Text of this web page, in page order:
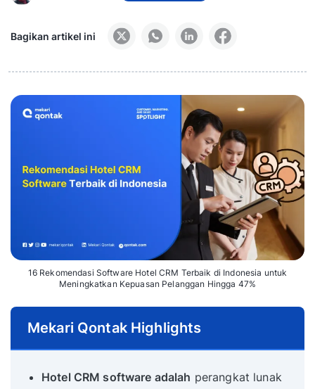
Bagikan artikel ini
16 Rekomendasi Software Hotel CRM Terbaik di Indonesia untuk
Meningkatkan Kepuasan Pelanggan Hingga 47%
Mekari Qontak Highlights
Hotel CRM software adalah perangkat lunak